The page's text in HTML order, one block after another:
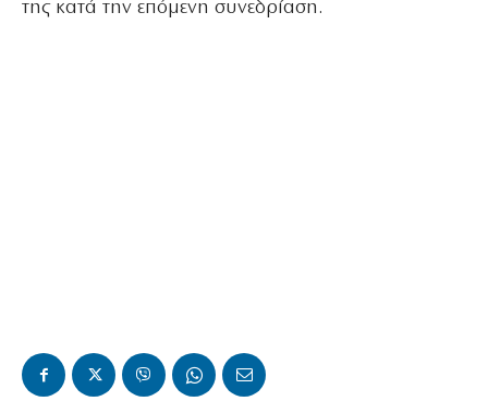
της κατά την επόμενη συνεδρίαση.